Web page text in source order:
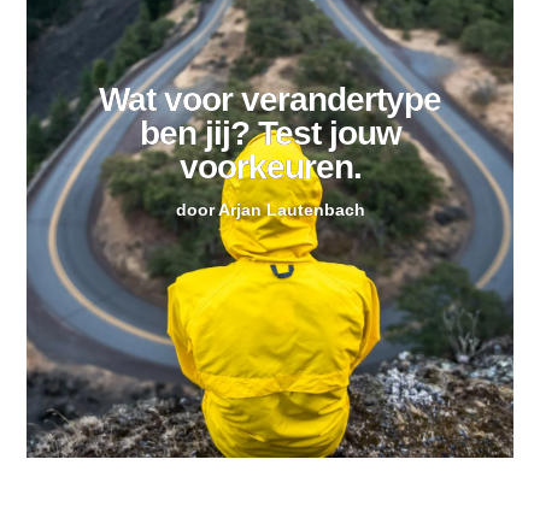
Wat voor verandertype
ben jij? Test jouw
voorkeuren.
doorArjan Lautenbach